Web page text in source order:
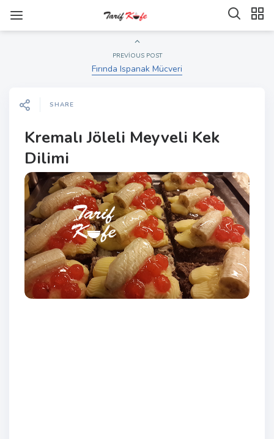
PREVIOUS POST
Fırında Ispanak Mücveri
SHARE
Kremalı Jöleli Meyveli Kek
Dilimi